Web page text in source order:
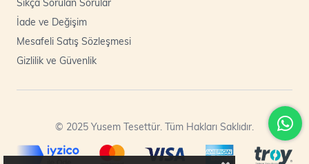
İade ve Değişim
Mesafeli Satış Sözleşmesi
Gizlilik ve Güvenlik
© 2025 Yusem Tesettür. Tüm Hakları Saklıdır.